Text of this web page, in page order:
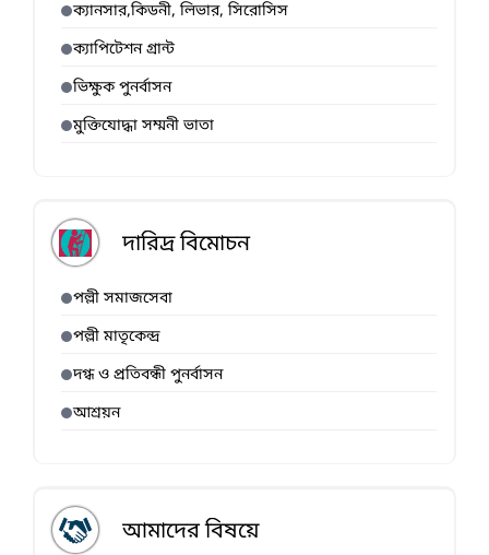
ক্যানসার,কিডনী, লিভার, সিরোসিস
ক্যাপিটেশন গ্রান্ট
ভিক্ষুক পুনর্বাসন
মুক্তিযোদ্ধা সম্মনী ভাতা
দারিদ্র বিমোচন
পল্লী সমাজসেবা
পল্লী মাতৃকেন্দ্র
দগ্ধ ও প্রতিবন্ধী পুনর্বাসন
আশ্রয়ন
আমাদের বিষয়ে